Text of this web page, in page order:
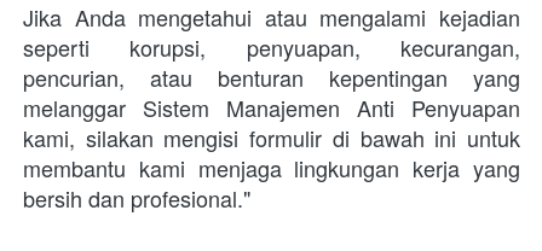
Jika Anda mengetahui atau mengalami kejadian
seperti korupsi, penyuapan, kecurangan,
pencurian, atau benturan kepentingan yang
melanggar Sistem Manajemen Anti Penyuapan
kami, silakan mengisi formulir di bawah ini untuk
membantu kami menjaga lingkungan kerja yang
bersih dan profesional."